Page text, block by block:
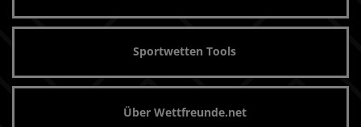
Sportwetten Tools
Über Wettfreunde.net